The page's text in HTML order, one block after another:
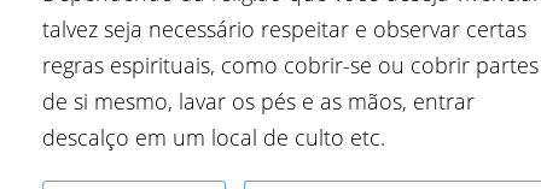
talvez seja necessário respeitar e observar certas
regras espirituais, como cobrir-se ou cobrir partes
de si mesmo, lavar os pés e as mãos, entrar
descalço em um local de culto etc.